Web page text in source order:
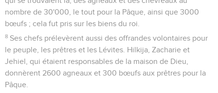
nombre de 30'000, le tout pour la Pâque, ainsi que 3000
bœufs ; cela fut pris sur les biens du roi.
8 Ses chefs prélevèrent aussi des offrandes volontaires pour
le peuple, les prêtres et les Lévites. Hilkija, Zacharie et
Jehiel, qui étaient responsables de la maison de Dieu,
donnèrent 2600 agneaux et 300 bœufs aux prêtres pour la
Pâque.